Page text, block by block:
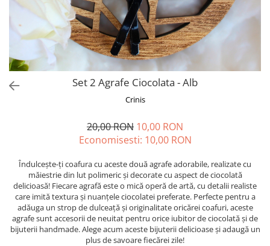
Friends
Fructe
Fundite
Monstera
Neon Collection
Tiny but Mighty
White Sensation
Set 2 Agrafe Ciocolata - Alb
Crinis
20,00 RON 10,00 RON
Economisesti: 10,00 RON
Îndulcește-ți coafura cu aceste două agrafe adorabile, realizate cu
măiestrie din lut polimeric și decorate cu aspect de ciocolată
delicioasă! Fiecare agrafă este o mică operă de artă, cu detalii realiste
care imită textura și nuanțele ciocolatei preferate. Perfecte pentru a
adăuga un strop de dulceață și originalitate oricărei coafuri, aceste
agrafe sunt accesorii de neuitat pentru orice iubitor de ciocolată și de
bijuterii handmade. Alege acum aceste bijuterii delicioase și adaugă un
plus de savoare fiecărei zile!